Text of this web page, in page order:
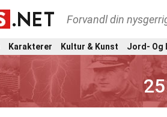
Forvandl din
Karakterer Kultur & Kunst Jord- Og